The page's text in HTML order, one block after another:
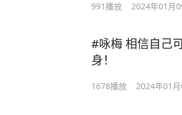
991播放 2024年01月
#咏梅 相信自己
身！
1678播放 2024年01